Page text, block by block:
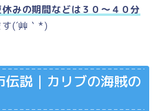
みの期間などは３０～４０分
(´艸｀*)
伝説｜カリブの海賊の